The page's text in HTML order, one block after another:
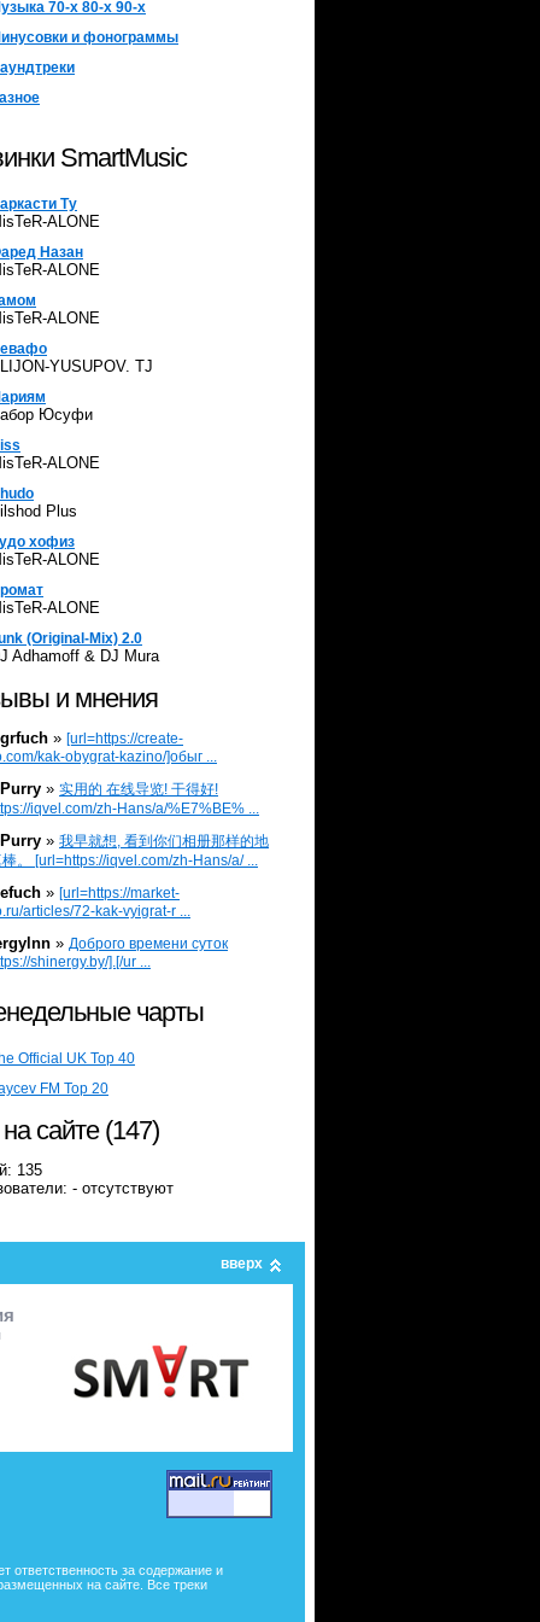
70-х 80-х 90-х
и фонограммы
SmartMusic
Ту
ALONE
Назан
ALONE
ALONE
YUSUPOV. TJ
Юсуфи
ALONE
Plus
хофиз
ALONE
ALONE
(Original-Mix) 2.0
Adhamoff & DJ Mura
и мнения
» [url=https://create-
kak-obygrat-kazino/]обыг ...
» 实用的 在线导览! 干得好!
iqvel.com/zh-Hans/a/%E7%BE% ...
» 我早就想, 看到你们相册那样的地
。 [url=https://iqvel.com/zh-Hans/a/ ...
» [url=https://market-
articles/72-kak-vyigrat-r ...
» Доброго времени суток
shinergy.by/].[/ur ...
чарты
Official UK Top 40
FM Top 20
сайте (147)
135
- отсутствуют
вверх
за содержание и
на сайте. Все треки